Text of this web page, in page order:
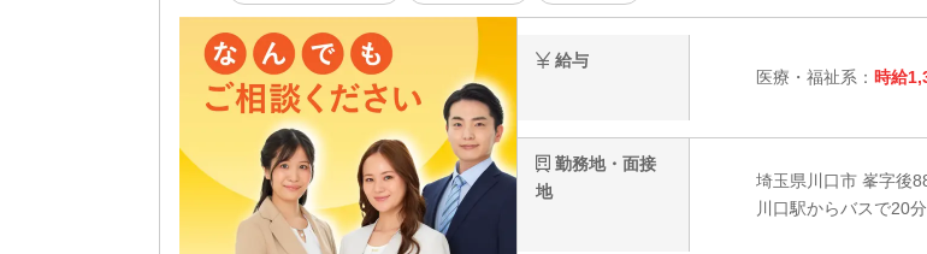
給与
医療・福祉系： 時給
勤務地・面接
地
埼玉県川口市 峯字後
川口駅からバスで20分